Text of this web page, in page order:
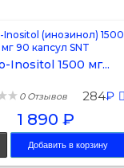
Inositol 1500 мг...
0 Отзывов 284₽
1 890 ₽
Добавить в корзину